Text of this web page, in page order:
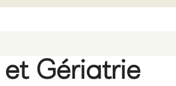
Gériatrie